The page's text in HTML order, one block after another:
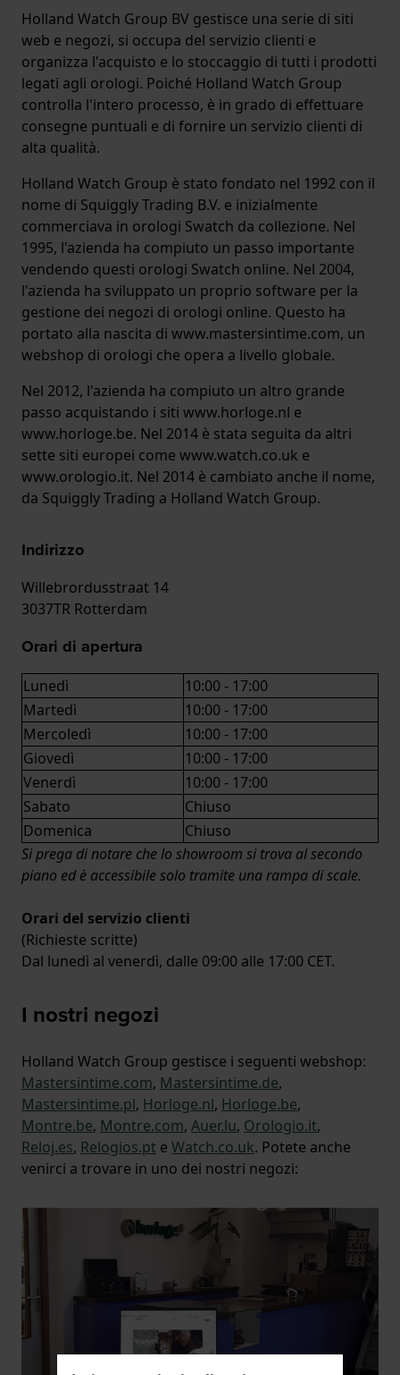
Holland Watch Group BV gestisce una serie di siti
web e negozi, si occupa del servizio clienti e
organizza l'acquisto e lo stoccaggio di tutti i prodotti
legati agli orologi. Poiché Holland Watch Group
controlla l'intero processo, è in grado di effettuare
consegne puntuali e di fornire un servizio clienti di
alta qualità.
Holland Watch Group è stato fondato nel 1992 con il
nome di Squiggly Trading B.V. e inizialmente
commerciava in orologi Swatch da collezione. Nel
1995, l'azienda ha compiuto un passo importante
vendendo questi orologi Swatch online. Nel 2004,
l'azienda ha sviluppato un proprio software per la
gestione dei negozi di orologi online. Questo ha
portato alla nascita di www.mastersintime.com, un
webshop di orologi che opera a livello globale.
Nel 2012, l'azienda ha compiuto un altro grande
passo acquistando i siti www.horloge.nl e
www.horloge.be. Nel 2014 è stata seguita da altri
sette siti europei come www.watch.co.uk e
www.orologio.it. Nel 2014 è cambiato anche il nome,
da Squiggly Trading a Holland Watch Group.
Indirizzo
Willebrordusstraat 14
3037TR Rotterdam
Orari di apertura
Lunedì
10:00 - 17:00
Martedì
10:00 - 17:00
Mercoledì
10:00 - 17:00
Giovedì
10:00 - 17:00
Venerdì
10:00 - 17:00
Sabato
Chiuso
Domenica
Chiuso
Si prega di notare che lo showroom si trova al secondo
piano ed è accessibile solo tramite una rampa di scale.
Orari del servizio clienti
(Richieste scritte)
Dal lunedì al venerdì, dalle 09:00 alle 17:00 CET.
I nostri negozi
Holland Watch Group gestisce i seguenti webshop:
Mastersintime.com, Mastersintime.de,
Mastersintime.pl, Horloge.nl, Horloge.be,
Montre.be, Montre.com, Auer.lu, Orologio.it,
Reloj.es, Relogios.pt e Watch.co.uk. Potete anche
venirci a trovare in uno dei nostri negozi: